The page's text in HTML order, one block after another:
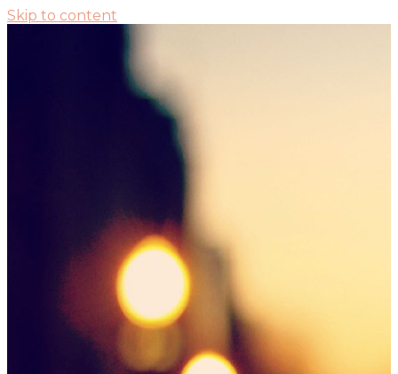
Skip to content